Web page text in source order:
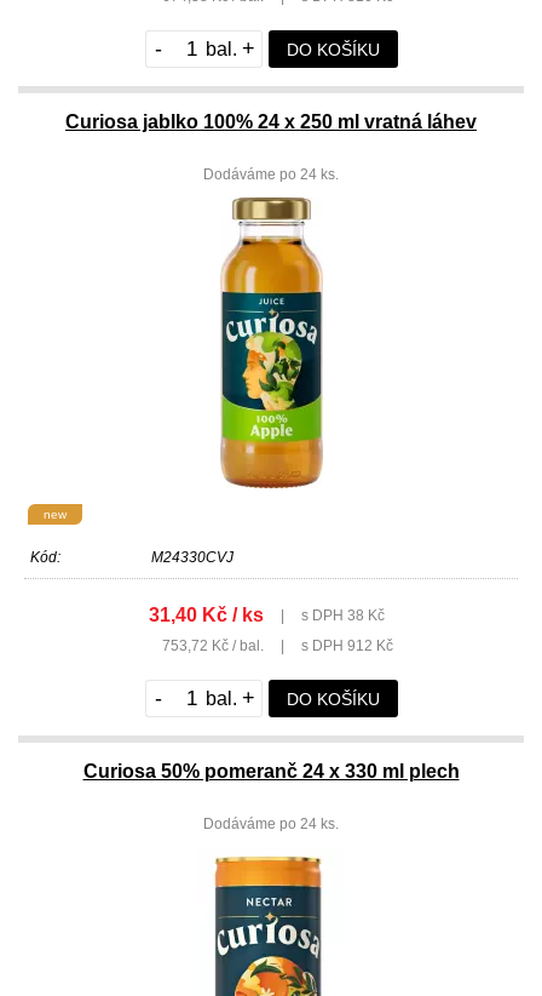
- + DO KOŠÍKU
Curiosa jablko 100% 24 x 250 ml vratná láhev
Dodáváme po 24 ks.
new
Kód: M24330CVJ
31,40 Kč / ks
s DPH 38 Kč
753,72 Kč / bal.
s DPH 912 Kč
- + DO KOŠÍKU
Curiosa 50% pomeranč 24 x 330 ml plech
Dodáváme po 24 ks.